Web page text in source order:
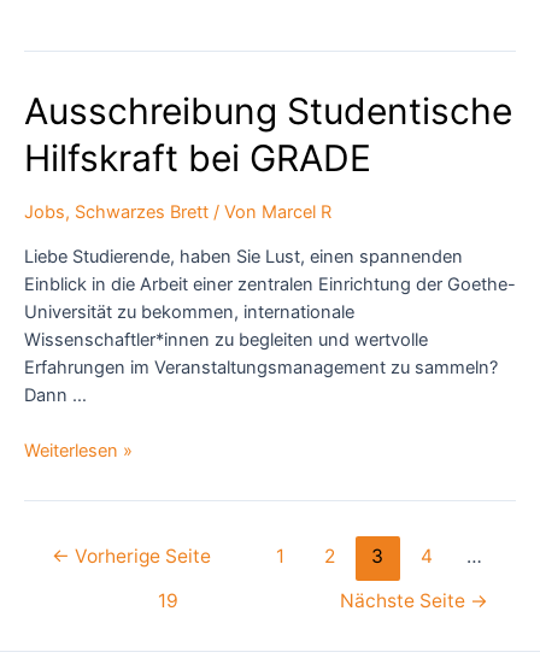
Ausschreibung Studentische
Hilfskraft bei GRADE
Jobs, Schwarzes Brett / Von Marcel R
Liebe Studierende, haben Sie Lust, einen spannenden
Einblick in die Arbeit einer zentralen Einrichtung der Goethe-
Universität zu bekommen, internationale
Wissenschaftler*innen zu begleiten und wertvolle
Erfahrungen im Veranstaltungsmanagement zu sammeln?
Dann …
Ausschreibung
Hilfskraft
GRADE
Weiterlesen »
Seitennummerierung
← Vorherige Seite 1 2 3 4
…
19
Nächste Seite →